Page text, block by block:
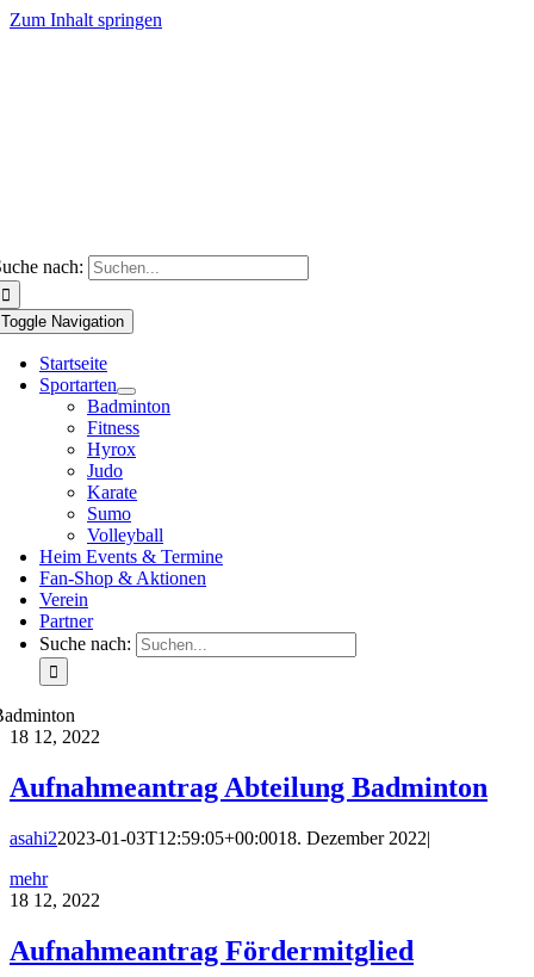
Zum Inhalt springen
nach:
Toggle Navigation
Startseite
Sportarten
Badminton
Fitness
Hyrox
Judo
Karate
Sumo
Volleyball
Heim Events & Termine
Fan-Shop & Aktionen
Verein
Partner
Suche nach:
18 12, 2022
Aufnahmeantrag Abteilung Badminton
asahi22023-01-03T12:59:05+00:0018. Dezember 2022|
mehr
18 12, 2022
Aufnahmeantrag Fördermitglied